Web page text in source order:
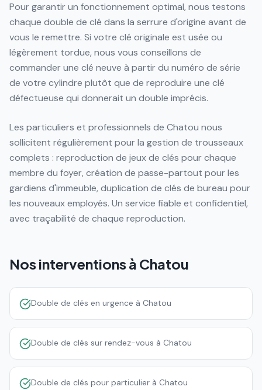
Pour garantir un fonctionnement optimal, nous testons
chaque double de clé dans la serrure d'origine avant de
vous le remettre. Si votre clé originale est usée ou
légèrement tordue, nous vous conseillons de
commander une clé neuve à partir du numéro de série
de votre cylindre plutôt que de reproduire une clé
défectueuse qui donnerait un double imprécis.
Les particuliers et professionnels de Chatou nous
sollicitent régulièrement pour la gestion de trousseaux
complets : reproduction de jeux de clés pour chaque
membre du foyer, création de passe-partout pour les
gardiens d'immeuble, duplication de clés de bureau pour
les nouveaux employés. Un service fiable et confidentiel,
avec traçabilité de chaque reproduction.
Nos interventions à Chatou
Double de clés en urgence à Chatou
Double de clés sur rendez-vous à Chatou
Double de clés pour particulier à Chatou